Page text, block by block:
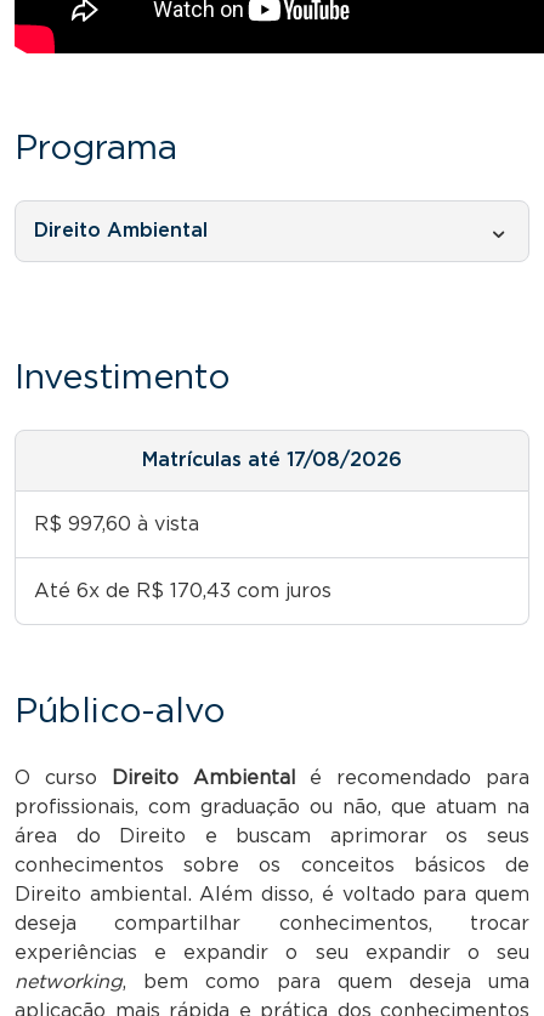
Programa
Direito Ambiental
Investimento
Matrículas até 17/08/2026
R$ 997,60 à vista
Até 6x de R$ 170,43 com juros
Público-alvo
O curso Direito Ambiental
é recomendado para
profissionais, com graduação ou não, que atuam na
área do Direito e buscam aprimorar os seus
conhecimentos sobre os conceitos básicos de
Direito ambiental. Além disso, é voltado para quem
deseja compartilhar conhecimentos, trocar
experiências e expandir o seu expandir o seu
networking, bem como para quem deseja uma
aplicação mais rápida e prática dos conhecimentos